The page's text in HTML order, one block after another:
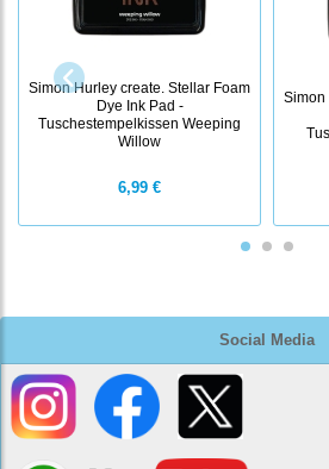
Social Media
Simon Hurley create. Stellar Foam
Dye Ink Pad -
Tuschestempelkissen Weeping
Willow
6,99 €
Simon